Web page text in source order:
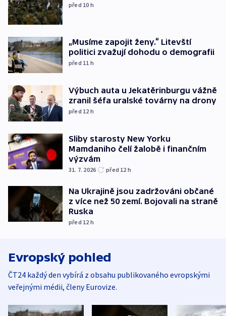
před 10 h
„Musíme zapojit ženy.“ Litevští
politici zvažují dohodu o demografii
před 11 h
Výbuch auta u Jekatěrinburgu vážně
zranil šéfa uralské továrny na drony
před 12 h
Sliby starosty New Yorku
Mamdaniho čelí žalobě i finančním
výzvám
31. 7. 2026 před 12 h
Na Ukrajině jsou zadržováni občané
z více než 50 zemí. Bojovali na straně
Ruska
před 12 h
Evropský pohled
ČT24 každý den vybírá z obsahu publikovaného evropskými
veřejnými médii, členy Eurovize.